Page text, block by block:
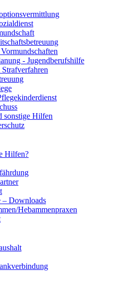
- Jugendberufshilfe
sonstige Hilfen
Hilfen?
– Downloads
Hebammenpraxen